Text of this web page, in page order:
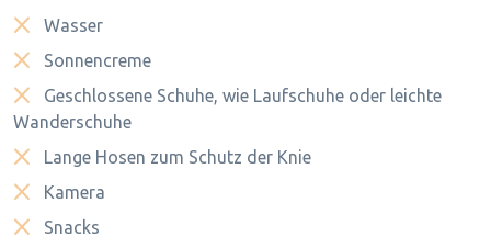
Wasser
Sonnencreme
Geschlossene Schuhe, wie Laufschuhe oder leichte
Wanderschuhe
Lange Hosen zum Schutz der Knie
Kamera
Snacks